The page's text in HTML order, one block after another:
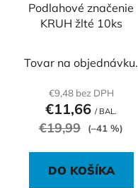
Podlahové značenie
KRUH žlté 10ks
Tovar na objednávku.
€9,48 bez DPH
€11,66 / BAL.
€19,99 (–41 %)
DO KOŠÍKA